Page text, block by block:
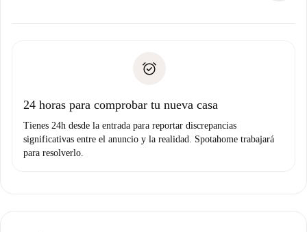
Prueba de solvencia
no nos comunicas ningún problema.
24 horas para comprobar tu nueva casa
Tienes 24h desde la entrada para reportar discrepancias
significativas entre el anuncio y la realidad. Spotahome trabajará
para resolverlo.